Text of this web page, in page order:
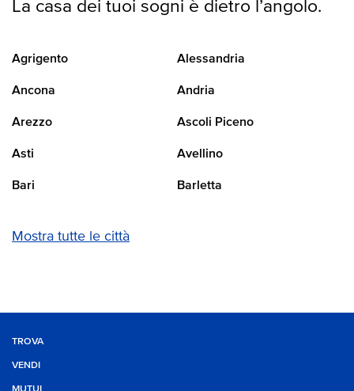
La casa dei tuoi sogni è dietro l’angolo.
Agrigento Alessandria
Ancona Andria
Arezzo Ascoli Piceno
Asti Avellino
Bari Barletta
Mostra tutte le città
TROVA
VENDI